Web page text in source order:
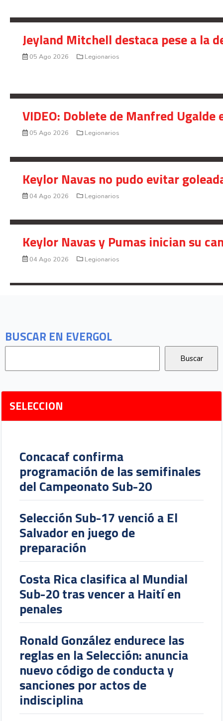
BUSCAR EN EVERGOL
SELECCION
Concacaf confirma
programación de las semifinales
del Campeonato Sub-20
Selección Sub-17 venció a El
Salvador en juego de
preparación
Costa Rica clasifica al Mundial
Sub-20 tras vencer a Haití en
penales
Ronald González endurece las
reglas en la Selección: anuncia
nuevo código de conducta y
sanciones por actos de
indisciplina
Jeyland Mitchell destaca pese a la
05 Ago 2026 Legionarios
VIDEO: Doblete de Manfred
05 Ago 2026 Legionarios
Keylor Navas no pudo evitar
04 Ago 2026 Legionarios
Keylor Navas y Pumas inician su
04 Ago 2026 Legionarios